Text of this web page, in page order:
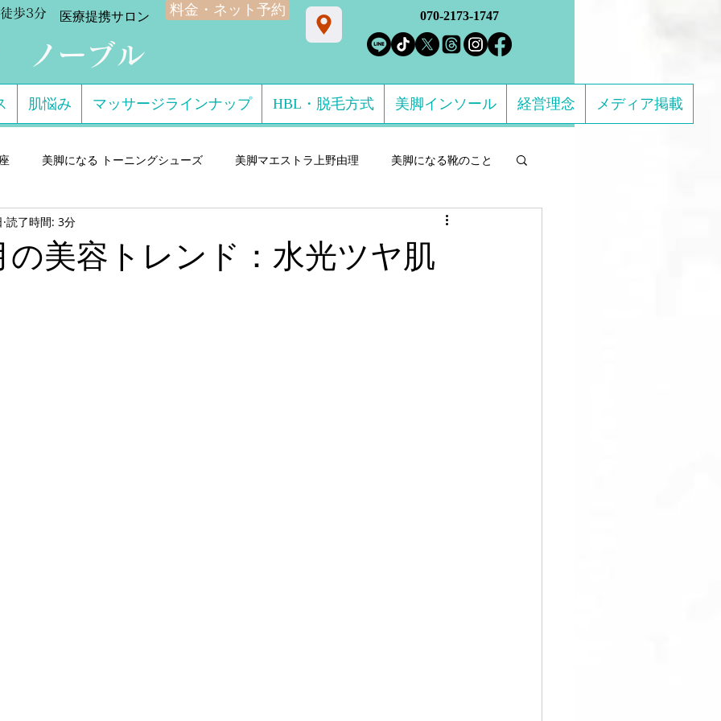
歩3分
ノーブル
料金・ネット予約
​医療提携サロン 070-2173-1747
肌悩み マッサージラインナップ HBL・脱毛方式 美脚インソール 経営理念 メディア掲載
美脚になる トーニングシューズ 美脚マエストラ上野由理 美脚になる靴のこと
門サロン salon de consolare サロン・ド・コン
・ミュール
の美容トレンド：水光ツヤ肌
読了時間: 3分